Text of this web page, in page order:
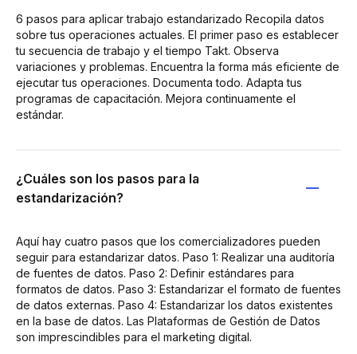
6 pasos para aplicar trabajo estandarizado Recopila datos
sobre tus operaciones actuales. El primer paso es establecer
tu secuencia de trabajo y el tiempo Takt. Observa
variaciones y problemas. Encuentra la forma más eficiente de
ejecutar tus operaciones. Documenta todo. Adapta tus
programas de capacitación. Mejora continuamente el
estándar.
¿Cuáles son los pasos para la
estandarización?
Aquí hay cuatro pasos que los comercializadores pueden
seguir para estandarizar datos. Paso 1: Realizar una auditoría
de fuentes de datos. Paso 2: Definir estándares para
formatos de datos. Paso 3: Estandarizar el formato de fuentes
de datos externas. Paso 4: Estandarizar los datos existentes
en la base de datos. Las Plataformas de Gestión de Datos
son imprescindibles para el marketing digital.